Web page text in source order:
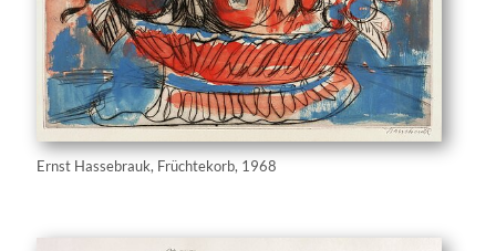
Ernst Hassebrauk, Früchtekorb, 1968